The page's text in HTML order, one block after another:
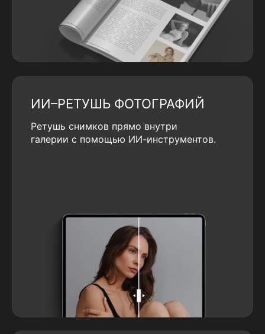
ИИ–РЕТУШЬ ФОТОГРАФИЙ
Ретушь снимков прямо внутри
галерии с помощью ИИ-инструментов.